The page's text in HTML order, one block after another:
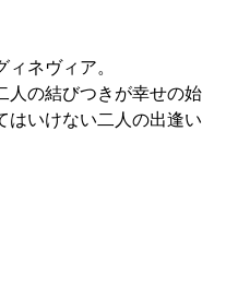
ネヴィア。
人の結びつきが幸せの始
はいけない二人の出逢い